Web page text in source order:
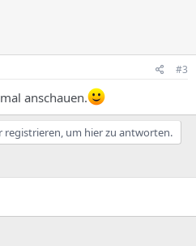
#3
anschauen.
registrieren, um hier zu antworten.